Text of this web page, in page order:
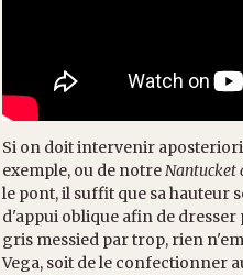
Si on doit intervenir
exemple, ou de notreNantucket
le pont, il suffit que sa hauteur
d'appui oblique afin de
gris messied par trop, rien
Vega, soit de le confectionner